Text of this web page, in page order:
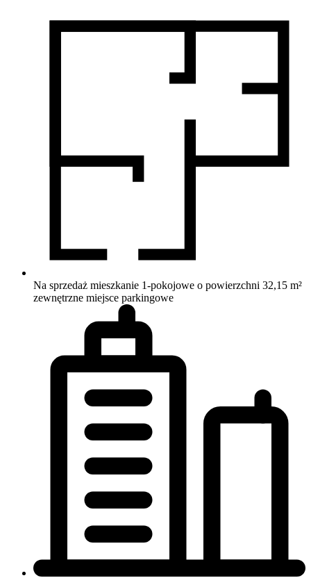
Na sprzedaż mieszkanie 1-pokojowe o powierzchni 32,15 m²
zewnętrzne miejsce parkingowe